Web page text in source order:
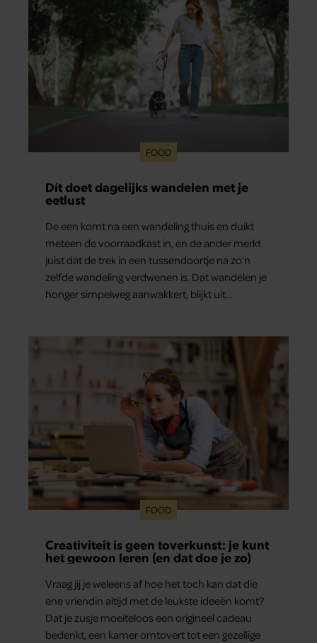
FOOD
Dít doet dagelijks wandelen met je
eetlust
De een komt na een wandeling thuis en duikt
meteen de voorraadkast in, en de ander merkt
juist dat de trek in een tussendoortje na zo’n
zelfde wandeling verdwenen is. Dat wandelen je
honger simpelweg aanwakkert, blijkt uit
FOOD
Creativiteit is geen toverkunst: je kunt
het gewoon leren (en dat doe je zo)
Vraag jij je weleens af hoe het toch kan dat die
ene vriendin altijd met de leukste ideeën komt?
Dat je zusje moeiteloos een origineel cadeau
bedenkt, een kamer omtovert tot een gezellige